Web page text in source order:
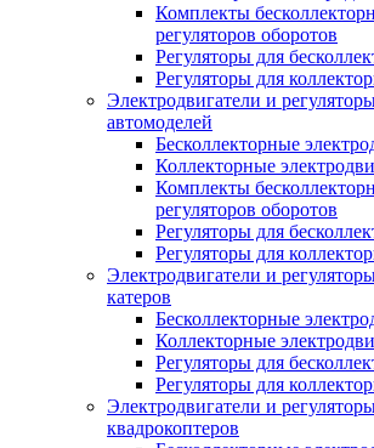
Комплекты
регуляторов оборотов
Регуляторы для
Регуляторы для
Электродвигатели и
автомоделей
Бесколлекторные
Коллекторные
Комплекты
регуляторов оборотов
Регуляторы для
Регуляторы для
Электродвигатели и
катеров
Бесколлекторные
Коллекторные
Регуляторы для
Регуляторы для
Электродвигатели и
квадрокоптеров